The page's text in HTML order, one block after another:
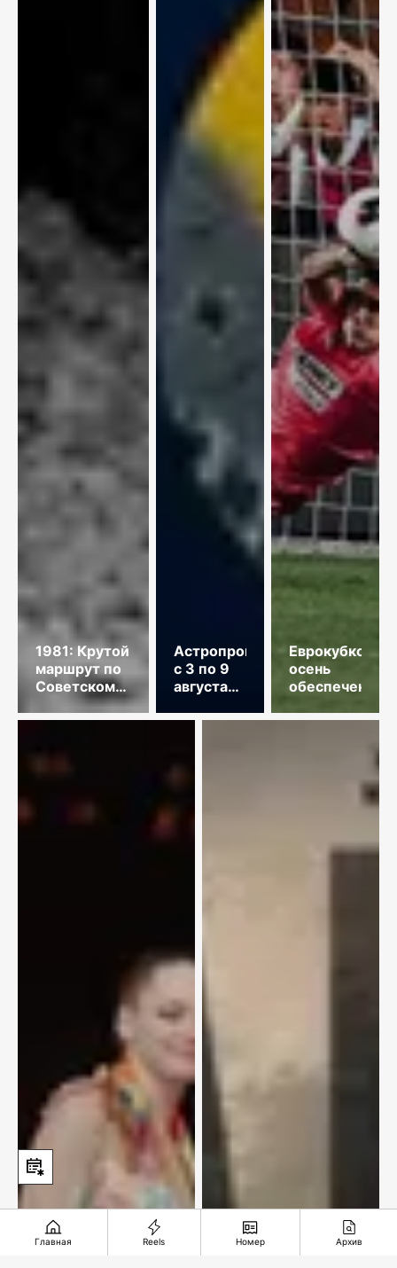
1981: Крутой
маршрут по
Советскому
Союзу
Астропрогноз
с 3 по 9
августа
года
Еврокубковая
осень
обеспечена
Главная Reels Номер Архив